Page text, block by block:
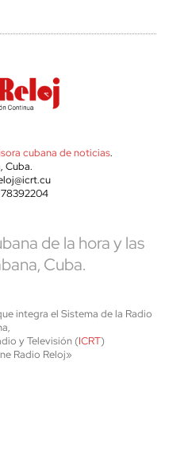
cubana de noticias.
Cuba.
de la hora y las
Cuba.
integra el Sistema de la Radio
y Televisión (ICRT)
Radio Reloj»